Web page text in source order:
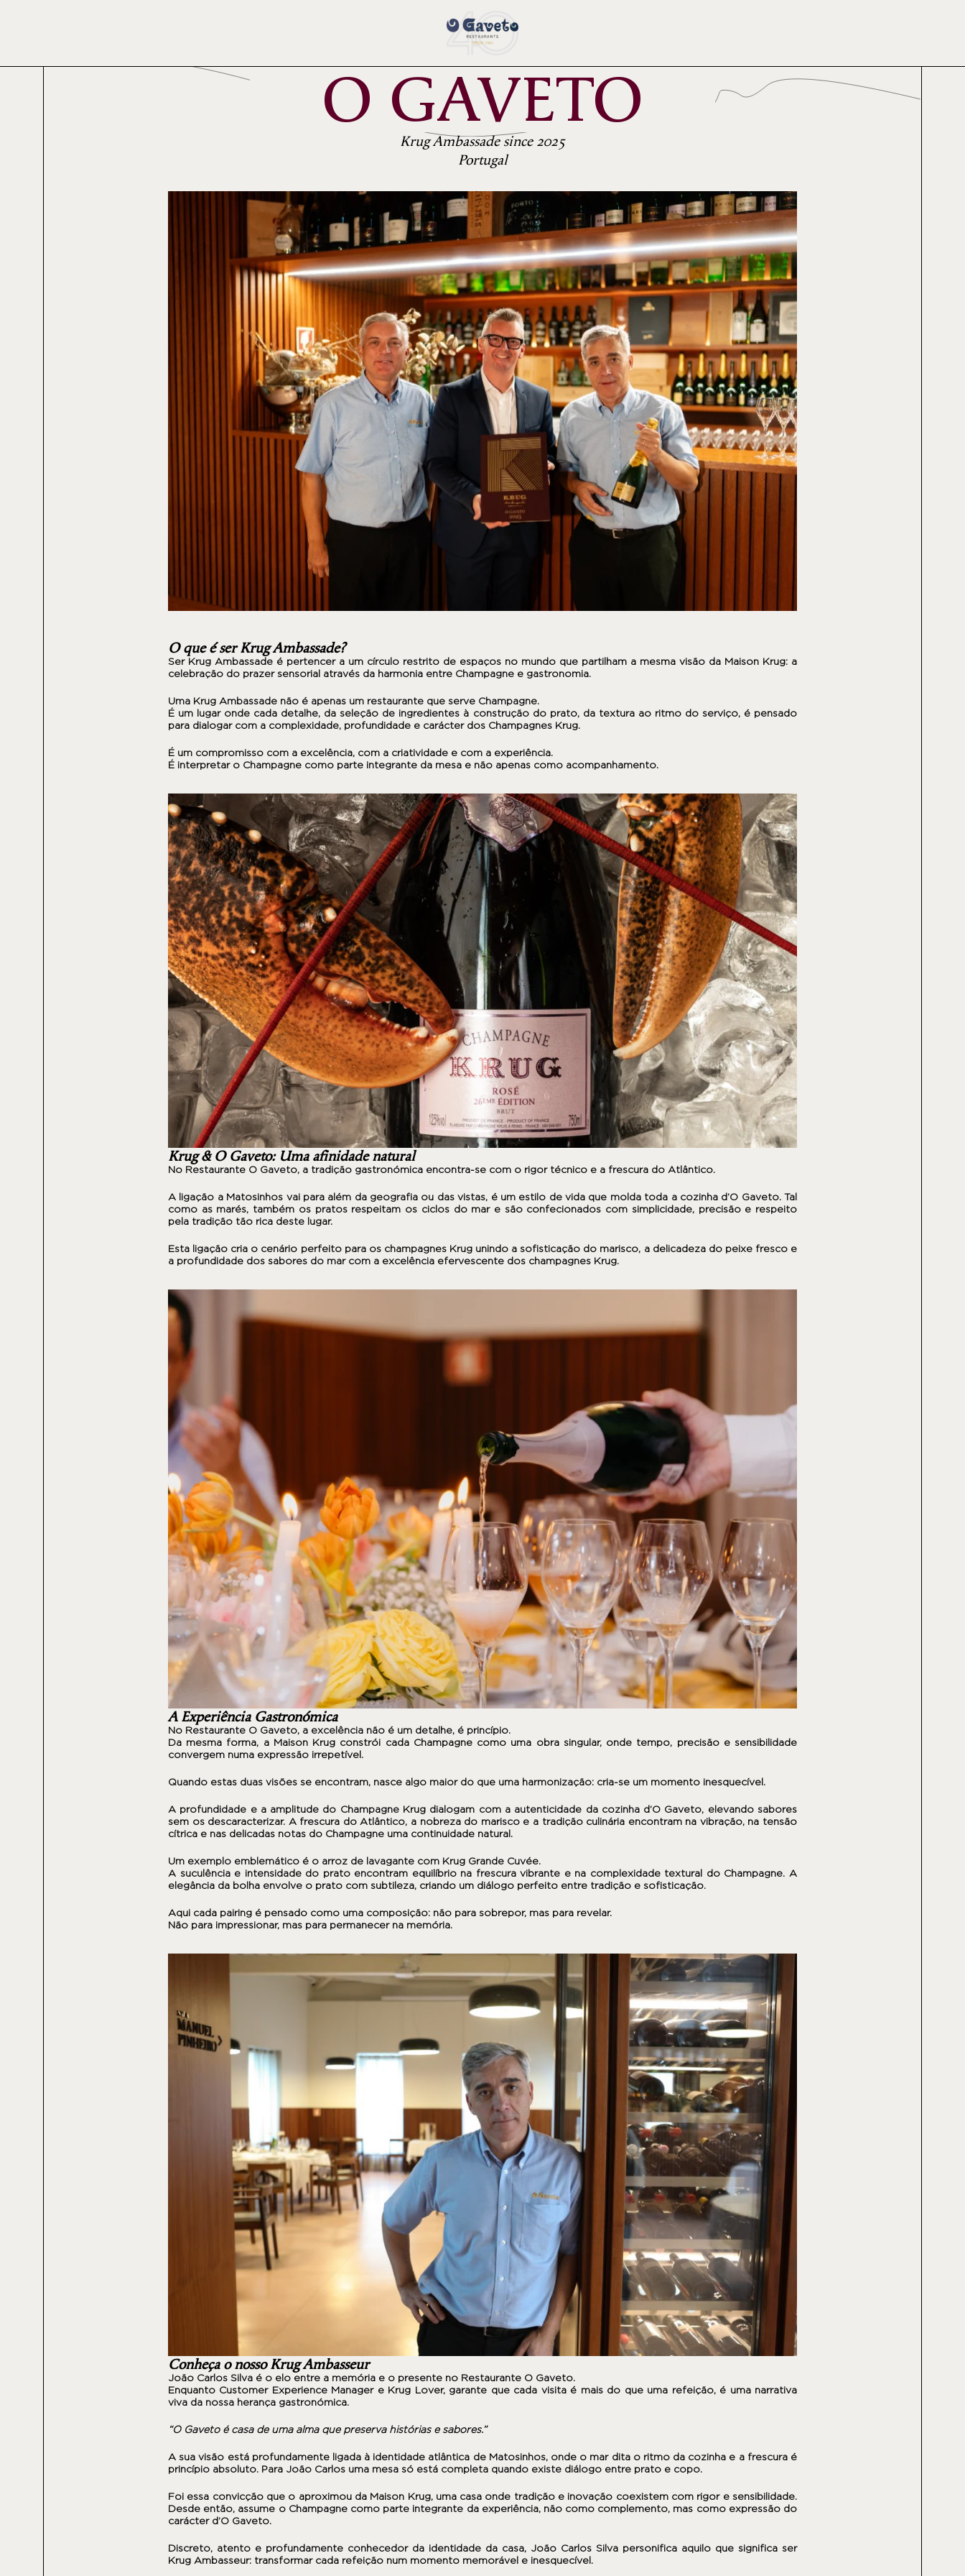
O GAVETO
Krug Ambassade since 2025
Portugal
O que é ser Krug Ambassade?
Ser Krug Ambassade é pertencer a um círculo restrito de espaços no mundo que partilham a mesma visão da Maison Krug: a
celebração do prazer sensorial através da harmonia entre Champagne e gastronomia.
Uma Krug Ambassade não é apenas um restaurante que serve Champagne.
É um lugar onde cada detalhe, da seleção de ingredientes à construção do prato, da textura ao ritmo do serviço, é pensado
para dialogar com a complexidade, profundidade e carácter dos Champagnes Krug.
É um compromisso com a excelência, com a criatividade e com a experiência.
É interpretar o Champagne como parte integrante da mesa e não apenas como acompanhamento.
Krug & O Gaveto: Uma afinidade natural
No Restaurante O Gaveto, a tradição gastronómica encontra-se com o rigor técnico e a frescura do Atlântico.
A ligação a Matosinhos vai para além da geografia ou das vistas, é um estilo de vida que molda toda a cozinha d’O Gaveto. Tal
como as marés, também os pratos respeitam os ciclos do mar e são confecionados com simplicidade, precisão e respeito
pela tradição tão rica deste lugar.
Esta ligação cria o cenário perfeito para os champagnes Krug unindo a sofisticação do marisco, a delicadeza do peixe fresco e
a profundidade dos sabores do mar com a excelência efervescente dos champagnes Krug.
A Experiência Gastronómica
No Restaurante O Gaveto, a excelência não é um detalhe, é princípio.
Da mesma forma, a Maison Krug constrói cada Champagne como uma obra singular, onde tempo, precisão e sensibilidade
convergem numa expressão irrepetível.
Quando estas duas visões se encontram, nasce algo maior do que uma harmonização: cria-se um momento inesquecível.
A profundidade e a amplitude do Champagne Krug dialogam com a autenticidade da cozinha d’O Gaveto, elevando sabores
sem os descaracterizar. A frescura do Atlântico, a nobreza do marisco e a tradição culinária encontram na vibração, na tensão
cítrica e nas delicadas notas do Champagne uma continuidade natural.
Um exemplo emblemático é o arroz de lavagante com Krug Grande Cuvée.
A suculência e intensidade do prato encontram equilíbrio na frescura vibrante e na complexidade textural do Champagne. A
elegância da bolha envolve o prato com subtileza, criando um diálogo perfeito entre tradição e sofisticação.
Aqui cada pairing é pensado como uma composição: não para sobrepor, mas para revelar.
Não para impressionar, mas para permanecer na memória.
Conheça o nosso Krug Ambasseur
João Carlos Silva é o elo entre a memória e o presente no Restaurante O Gaveto.
Enquanto Customer Experience Manager e Krug Lover, garante que cada visita é mais do que uma refeição, é uma narrativa
viva da nossa herança gastronómica.
“O Gaveto é casa de uma alma que preserva histórias e sabores.”
A sua visão está profundamente ligada à identidade atlântica de Matosinhos, onde o mar dita o ritmo da cozinha e a frescura é
princípio absoluto. Para João Carlos uma mesa só está completa quando existe diálogo entre prato e copo.
Foi essa convicção que o aproximou da Maison Krug,uma casa onde tradição e inovação coexistem com rigor e sensibilidade.
Desde então, assume o Champagne como parte integrante da experiência, não como complemento, mas como expressão do
carácter d’O Gaveto.
Discreto, atento e profundamente conhecedor da identidade da casa, João Carlos Silva personifica aquilo que significa ser
Krug Ambasseur: transformar cada refeição num momento memorável e inesquecível.